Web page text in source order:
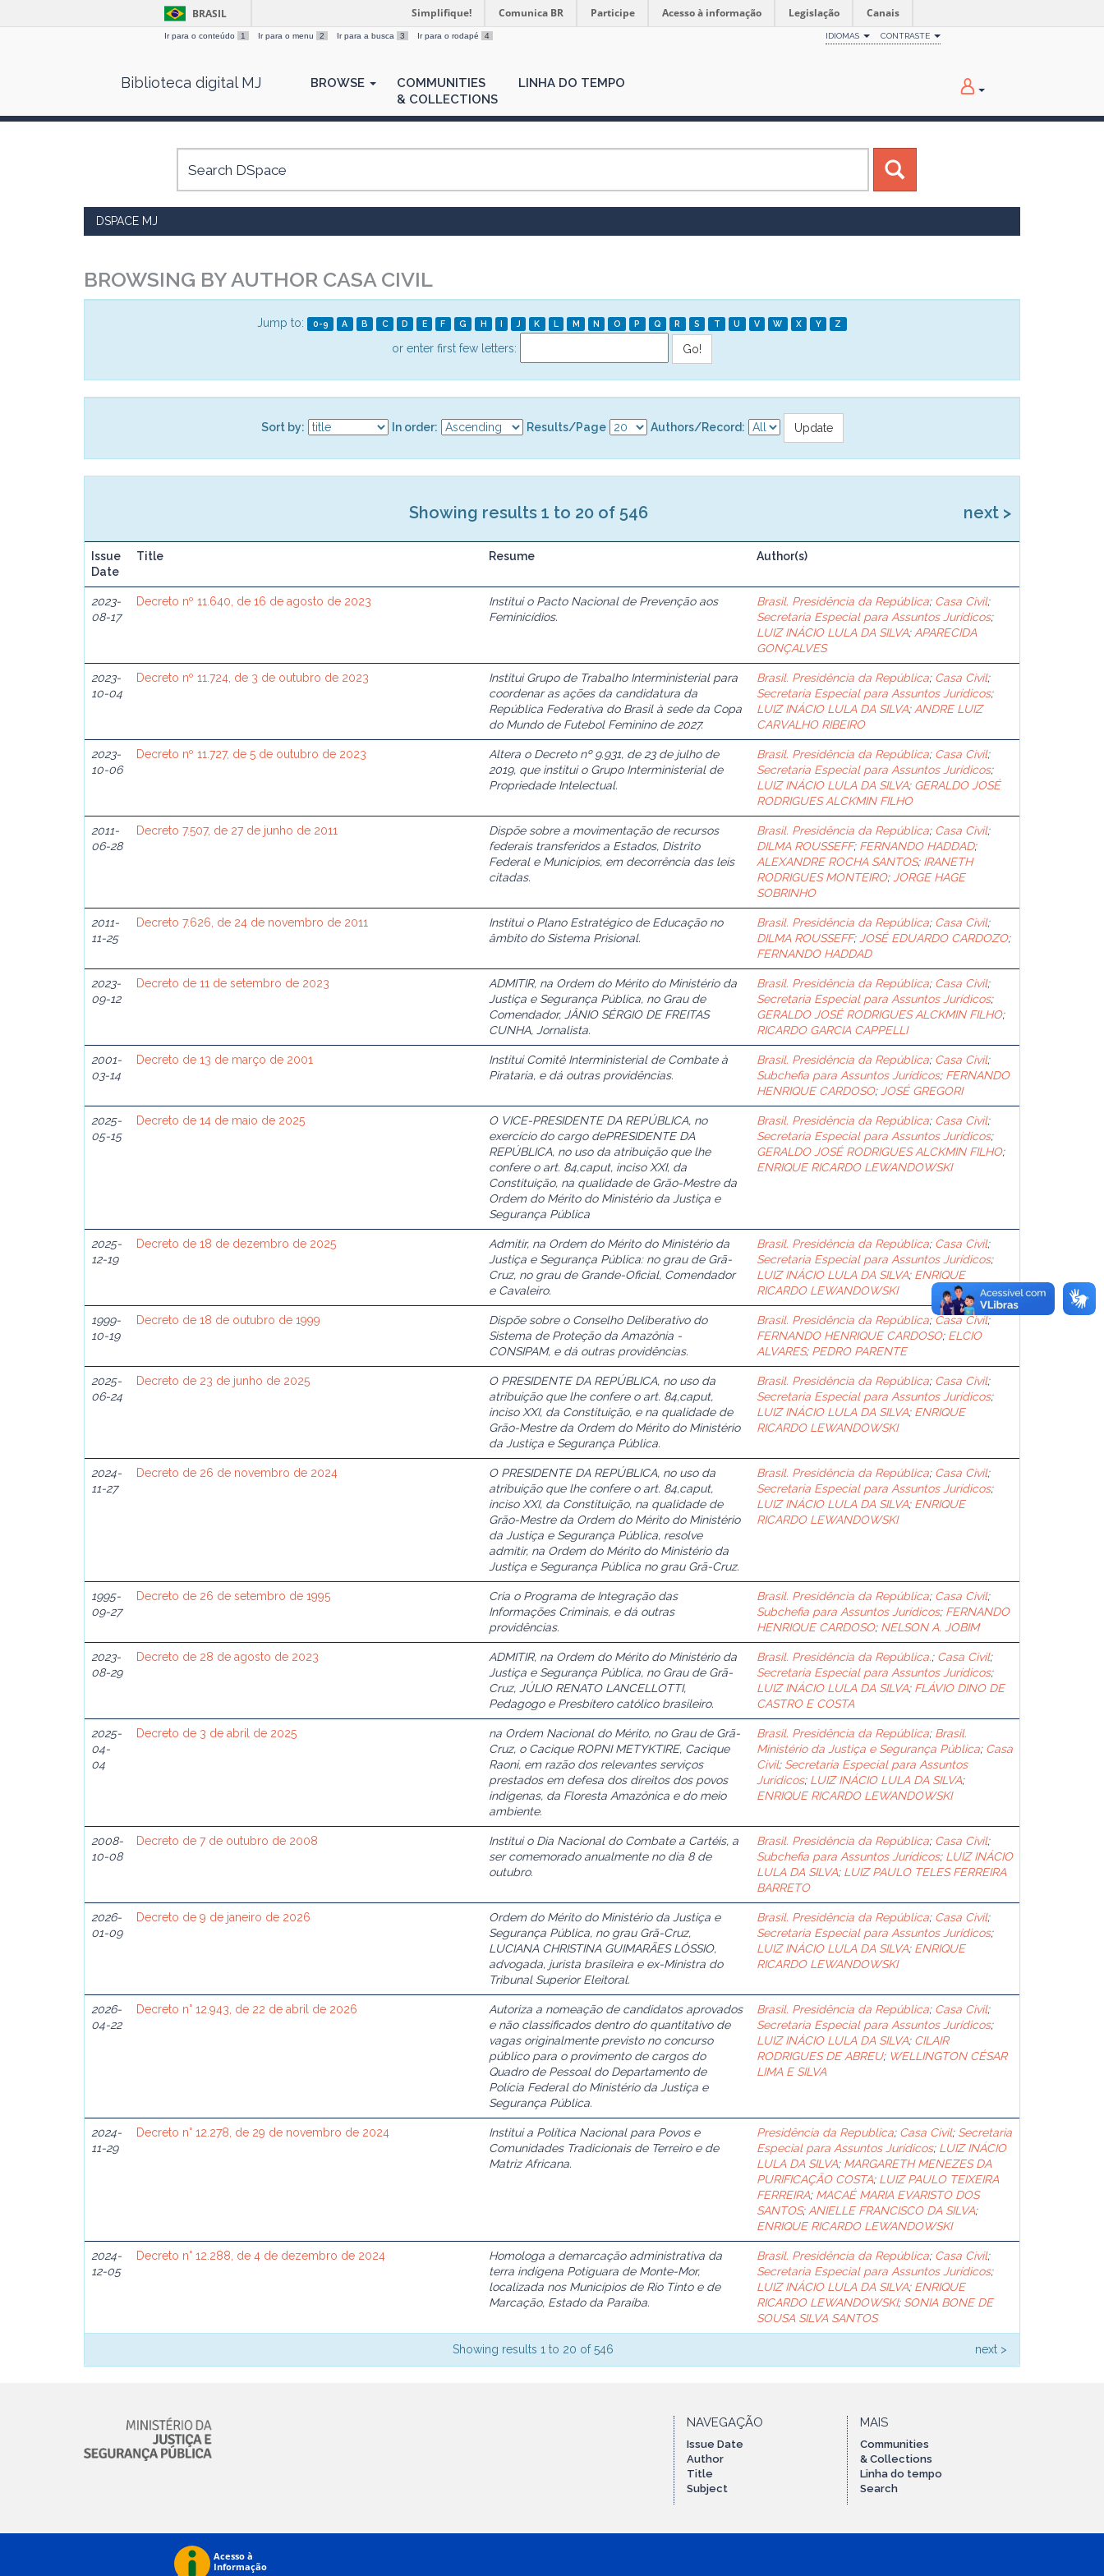
BRASIL Simplifique! Comunica BR Participe Acesso à informação Legislação Canais
Ir para o conteúdo 1 Ir para o menu 2 Ir para a busca 3 Ir para o rodapé 4 IDIOMAS CONTRASTE
Biblioteca digital MJ BROWSE
COMMUNITIES
& COLLECTIONS
LINHA DO TEMPO
DSPACE MJ
BROWSING BY AUTHOR CASA CIVIL
Jump to: 0-9 A B C D E F G H I J K L M N O P Q R S T U V W X Y Z
or enter first few letters:
Sort by: In order: Results/Page Authors/Record:
Showing results 1 to 20 of 546 next >
Issue
Date
Title Resume Author(s)
2023-
08-17
Decreto nº 11.640, de 16 de agosto de 2023
Institui o Pacto Nacional de Prevenção aos
Feminicídios.
Brasil. Presidência da República; Casa Civil;
Secretaria Especial para Assuntos Jurídicos;
LUIZ INÁCIO LULA DA SILVA; APARECIDA
GONÇALVES
2023-
10-04
Decreto nº 11.724, de 3 de outubro de 2023
Institui Grupo de Trabalho Interministerial para
coordenar as ações da candidatura da
República Federativa do Brasil à sede da Copa
do Mundo de Futebol Feminino de 2027.
Brasil. Presidência da República; Casa Civil;
Secretaria Especial para Assuntos Jurídicos;
LUIZ INÁCIO LULA DA SILVA; ANDRE LUIZ
CARVALHO RIBEIRO
2023-
10-06
Decreto nº 11.727, de 5 de outubro de 2023
Altera o Decreto nº 9.931, de 23 de julho de
2019, que institui o Grupo Interministerial de
Propriedade Intelectual.
Brasil. Presidência da República; Casa Civil;
Secretaria Especial para Assuntos Jurídicos;
LUIZ INÁCIO LULA DA SILVA; GERALDO JOSÉ
RODRIGUES ALCKMIN FILHO
2011-
06-28
Decreto 7.507, de 27 de junho de 2011
Dispõe sobre a movimentação de recursos
federais transferidos a Estados, Distrito
Federal e Municípios, em decorrência das leis
citadas.
Brasil. Presidência da República; Casa Civil;
DILMA ROUSSEFF; FERNANDO HADDAD;
ALEXANDRE ROCHA SANTOS; IRANETH
RODRIGUES MONTEIRO; JORGE HAGE
SOBRINHO
2011-
11-25
Decreto 7.626, de 24 de novembro de 2011
Institui o Plano Estratégico de Educação no
âmbito do Sistema Prisional.
Brasil. Presidência da República; Casa Civil;
DILMA ROUSSEFF; JOSÉ EDUARDO CARDOZO;
FERNANDO HADDAD
2023-
09-12
Decreto de 11 de setembro de 2023
ADMITIR, na Ordem do Mérito do Ministério da
Justiça e Segurança Pública, no Grau de
Comendador, JÂNIO SÉRGIO DE FREITAS
CUNHA, Jornalista.
Brasil. Presidência da República; Casa Civil;
Secretaria Especial para Assuntos Jurídicos;
GERALDO JOSÉ RODRIGUES ALCKMIN FILHO;
RICARDO GARCIA CAPPELLI
2001-
03-14
Decreto de 13 de março de 2001
Institui Comitê Interministerial de Combate à
Pirataria, e dá outras providências.
Brasil. Presidência da República; Casa Civil;
Subchefia para Assuntos Jurídicos; FERNANDO
HENRIQUE CARDOSO; JOSÉ GREGORI
2025-
05-15
Decreto de 14 de maio de 2025
O VICE-PRESIDENTE DA REPÚBLICA, no
exercício do cargo dePRESIDENTE DA
REPÚBLICA, no uso da atribuição que lhe
confere o art. 84,caput, inciso XXI, da
Constituição, na qualidade de Grão-Mestre da
Ordem do Mérito do Ministério da Justiça e
Segurança Pública
Brasil. Presidência da República; Casa Civil;
Secretaria Especial para Assuntos Jurídicos;
GERALDO JOSÉ RODRIGUES ALCKMIN FILHO;
ENRIQUE RICARDO LEWANDOWSKI
2025-
12-19
Decreto de 18 de dezembro de 2025
Admitir, na Ordem do Mérito do Ministério da
Justiça e Segurança Pública: no grau de Grã-
Cruz, no grau de Grande-Oficial, Comendador
e Cavaleiro.
Brasil. Presidência da República; Casa Civil;
Secretaria Especial para Assuntos Jurídicos;
LUIZ INÁCIO LULA DA SILVA; ENRIQUE
RICARDO LEWANDOWSKI
1999-
10-19
Decreto de 18 de outubro de 1999
Dispõe sobre o Conselho Deliberativo do
Sistema de Proteção da Amazônia -
CONSIPAM, e dá outras providências.
Brasil. Presidência da República; Casa Civil;
FERNANDO HENRIQUE CARDOSO; ELCIO
ALVARES; PEDRO PARENTE
2025-
06-24
Decreto de 23 de junho de 2025
O PRESIDENTE DA REPÚBLICA, no uso da
atribuição que lhe confere o art. 84,caput,
inciso XXI, da Constituição, e na qualidade de
Grão-Mestre da Ordem do Mérito do Ministério
da Justiça e Segurança Pública.
Brasil. Presidência da República; Casa Civil;
Secretaria Especial para Assuntos Jurídicos;
LUIZ INÁCIO LULA DA SILVA; ENRIQUE
RICARDO LEWANDOWSKI
2024-
11-27
Decreto de 26 de novembro de 2024
O PRESIDENTE DA REPÚBLICA, no uso da
atribuição que lhe confere o art. 84,caput,
inciso XXI, da Constituição, na qualidade de
Grão-Mestre da Ordem do Mérito do Ministério
da Justiça e Segurança Pública, resolve
admitir, na Ordem do Mérito do Ministério da
Justiça e Segurança Pública no grau Grã-Cruz.
Brasil. Presidência da República; Casa Civil;
Secretaria Especial para Assuntos Jurídicos;
LUIZ INÁCIO LULA DA SILVA; ENRIQUE
RICARDO LEWANDOWSKI
1995-
09-27
Decreto de 26 de setembro de 1995
Cria o Programa de Integração das
Informações Criminais, e dá outras
providências.
Brasil. Presidência da República; Casa Civil;
Subchefia para Assuntos Jurídicos; FERNANDO
HENRIQUE CARDOSO; NELSON A. JOBIM
2023-
08-29
Decreto de 28 de agosto de 2023
ADMITIR, na Ordem do Mérito do Ministério da
Justiça e Segurança Pública, no Grau de Grã-
Cruz, JÚLIO RENATO LANCELLOTTI,
Pedagogo e Presbítero católico brasileiro.
Brasil. Presidência da República.; Casa Civil;
Secretaria Especial para Assuntos Jurídicos;
LUIZ INÁCIO LULA DA SILVA; FLÁVIO DINO DE
CASTRO E COSTA
2025-
04-
04
Decreto de 3 de abril de 2025
na Ordem Nacional do Mérito, no Grau de Grã-
Cruz, o Cacique ROPNI METYKTIRE, Cacique
Raoni, em razão dos relevantes serviços
prestados em defesa dos direitos dos povos
indígenas, da Floresta Amazônica e do meio
ambiente.
Brasil. Presidência da República; Brasil.
Ministério da Justiça e Segurança Pública; Casa
Civil; Secretaria Especial para Assuntos
Jurídicos; LUIZ INÁCIO LULA DA SILVA;
ENRIQUE RICARDO LEWANDOWSKI
2008-
10-08
Decreto de 7 de outubro de 2008
Institui o Dia Nacional do Combate a Cartéis, a
ser comemorado anualmente no dia 8 de
outubro.
Brasil. Presidência da República; Casa Civil;
Subchefia para Assuntos Jurídicos; LUIZ INÁCIO
LULA DA SILVA; LUIZ PAULO TELES FERREIRA
BARRETO
2026-
01-09
Decreto de 9 de janeiro de 2026
Ordem do Mérito do Ministério da Justiça e
Segurança Pública, no grau Grã-Cruz,
LUCIANA CHRISTINA GUIMARÃES LÓSSIO,
advogada, jurista brasileira e ex-Ministra do
Tribunal Superior Eleitoral.
Brasil. Presidência da República; Casa Civil;
Secretaria Especial para Assuntos Jurídicos;
LUIZ INÁCIO LULA DA SILVA; ENRIQUE
RICARDO LEWANDOWSKI
2026-
04-22
Decreto n° 12.943, de 22 de abril de 2026
Autoriza a nomeação de candidatos aprovados
e não classificados dentro do quantitativo de
vagas originalmente previsto no concurso
público para o provimento de cargos do
Quadro de Pessoal do Departamento de
Polícia Federal do Ministério da Justiça e
Segurança Pública.
Brasil. Presidência da República; Casa Civil;
Secretaria Especial para Assuntos Jurídicos;
LUIZ INÁCIO LULA DA SILVA; CILAIR
RODRIGUES DE ABREU; WELLINGTON CÉSAR
LIMA E SILVA
2024-
11-29
Decreto n° 12.278, de 29 de novembro de 2024
Institui a Política Nacional para Povos e
Comunidades Tradicionais de Terreiro e de
Matriz Africana.
Presidência da Republica; Casa Civil; Secretaria
Especial para Assuntos Jurídicos; LUIZ INÁCIO
LULA DA SILVA; MARGARETH MENEZES DA
PURIFICAÇÃO COSTA; LUIZ PAULO TEIXEIRA
FERREIRA; MACAÉ MARIA EVARISTO DOS
SANTOS; ANIELLE FRANCISCO DA SILVA;
ENRIQUE RICARDO LEWANDOWSKI
2024-
12-05
Decreto n° 12.288, de 4 de dezembro de 2024
Homologa a demarcação administrativa da
terra indígena Potiguara de Monte-Mor,
localizada nos Municípios de Rio Tinto e de
Marcação, Estado da Paraíba.
Brasil. Presidência da República; Casa Civil;
Secretaria Especial para Assuntos Jurídicos;
LUIZ INÁCIO LULA DA SILVA; ENRIQUE
RICARDO LEWANDOWSKI; SONIA BONE DE
SOUSA SILVA SANTOS
Showing results 1 to 20 of 546 next >
NAVEGAÇÃO
Issue Date
Author
Title
Subject
MAIS
Communities
& Collections
Linha do tempo
Search